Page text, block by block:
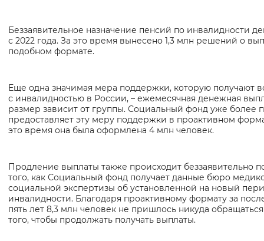
Беззаявительное назначение пенсий по инвалидности
с 2022 года. За это время вынесено 1,3 млн решений о
подобном формате.
Еще одна значимая мера поддержки, которую получают
с инвалидностью в России, – ежемесячная денежная
размер зависит от группы. Социальный фонд уже более
предоставляет эту меру поддержки в проактивном
это время она была оформлена 4 млн человек.
Продление выплаты также происходит беззаявительно
того, как Социальный фонд получает данные бюро
социальной экспертизы об установленной на новый
инвалидности. Благодаря проактивному формату за
пять лет 8,3 млн человек не пришлось никуда
того, чтобы продолжать получать выплаты.